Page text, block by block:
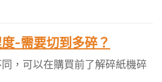
-需要切到多碎？
，可以在購買前了解碎紙機碎